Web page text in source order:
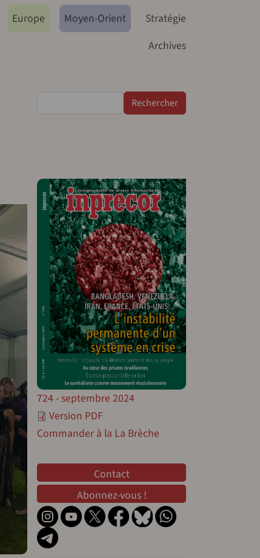
Europe Moyen-Orient
Stratégie
Archives
724 - septembre 2024
Version PDF
Commander à la La Brèche
Contact
Abonnez-vous !